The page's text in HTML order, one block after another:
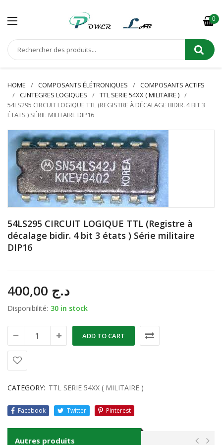
0
HOME COMPOSANTS ÉLÉTRONIQUES
COMPOSANTS ACTIFS
C.INTEGRES LOGIQUES
TTL SERIE 54XX ( MILITAIRE )
54LS295 CIRCUIT LOGIQUE TTL (REGISTRE À DÉCALAGE BIDIR. 4 BIT 3
ÉTATS ) SÉRIE MILITAIRE DIP16
54LS295 CIRCUIT LOGIQUE TTL (Registre à
décalage bidir. 4 bit 3 états ) Série militaire
DIP16
د.ج
Disponibilité: 30 in stock
ADD TO CART
CATEGORY: TTL SERIE 54XX ( MILITAIRE )
Facebook Twitter Pinterest
Autres produits